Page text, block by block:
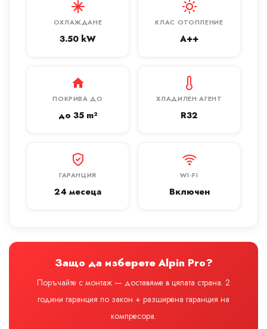
ОХЛАЖДАНЕ
3.50 kW
КЛАС ОТОПЛЕНИЕ
A++
ПОКРИВА ДО
до 35 m²
ХЛАДИЛЕН АГЕНТ
R32
ГАРАНЦИЯ
24 месеца
WI-FI
Включен
Защо да изберете Alpin Pro?
Поръчайте с монтаж — доставяме в цялата страна. 2
години гаранция по закон + разширена гаранция на
компресора.